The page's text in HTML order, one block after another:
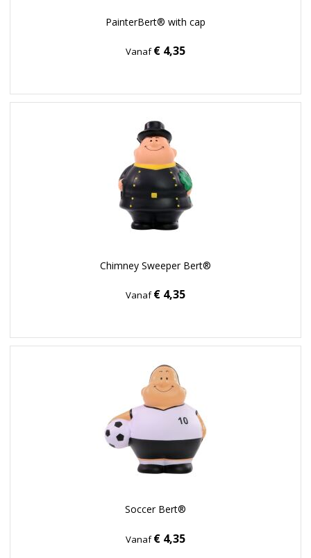
PainterBert® with cap
Vanaf€ 4,35
Chimney Sweeper Bert®
Vanaf€ 4,35
Soccer Bert®
Vanaf€ 4,35